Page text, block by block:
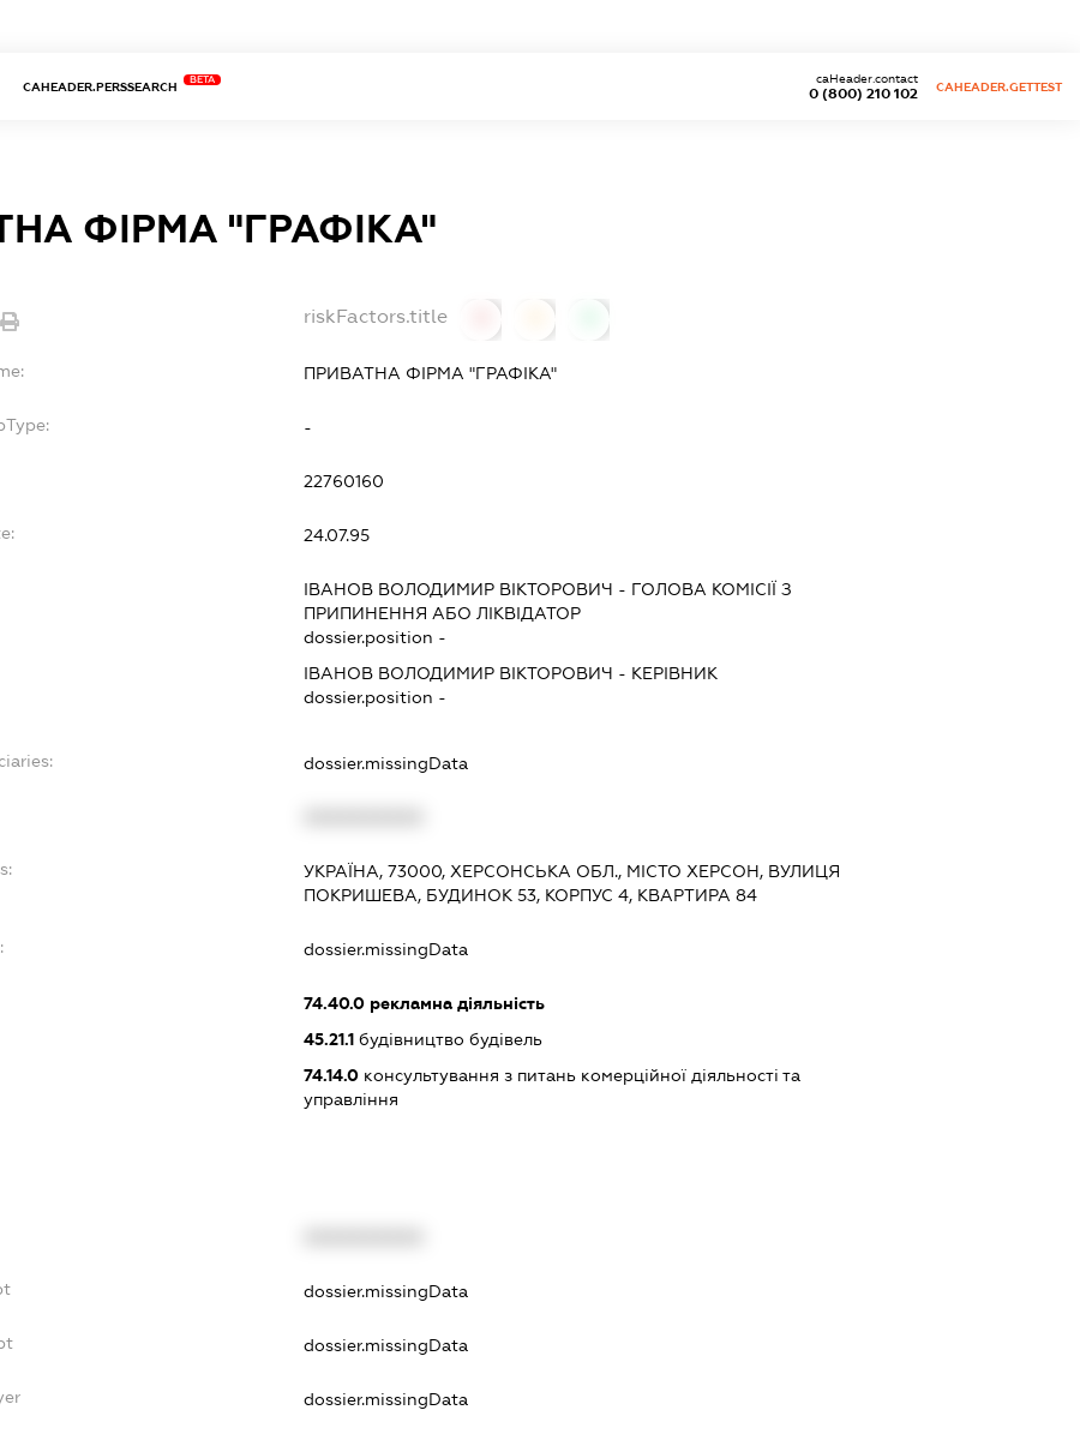
CAHEADER.PERSSEARCH
BETA
0 (800) 210 102
caHeader.contact
CAHEADER.GETTEST
ФІРМА "ГРАФІКА"
riskFactors.title
ПРИВАТНА ФІРМА "ГРАФІКА"
-
22760160
24.07.95
ІВАНОВ ВОЛОДИМИР ВІКТОРОВИЧ - ГОЛОВА КОМІСІЇ З
ПРИПИНЕННЯ АБО ЛІКВІДАТОР
dossier.position -
ІВАНОВ ВОЛОДИМИР ВІКТОРОВИЧ - КЕРІВНИК
dossier.position -
dossier.missingData
УКРАЇНА, 73000, ХЕРСОНСЬКА ОБЛ., МІСТО ХЕРСОН, ВУЛИЦЯ
ПОКРИШЕВА, БУДИНОК 53, КОРПУС 4, КВАРТИРА 84
dossier.missingData
74.40.0 рекламна діяльність
45.21.1 будівництво будівель
74.14.0 консультування з питань комерційної діяльності та
управління
dossier.missingData
dossier.missingData
dossier.missingData